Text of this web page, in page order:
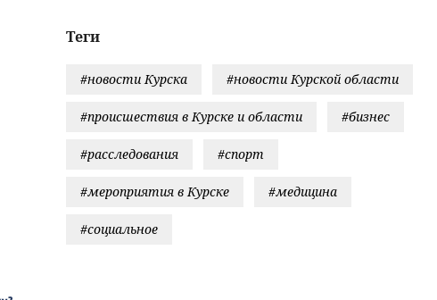
Теги
#новости Курска #новости Курской области
#происшествия в Курске и области #бизнес
#расследования #спорт
#мероприятия в Курске #медицина
#социальное